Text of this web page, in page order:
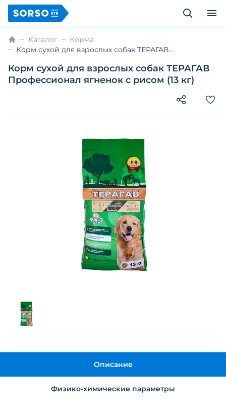
Каталог
Корма
Корм сухой для взрослых собак ТЕРАГАВ
Корм сухой для взрослых собак ТЕРАГАВ
Профессионал ягненок с рисом (13 кг)
Описание
Физико-химические параметры